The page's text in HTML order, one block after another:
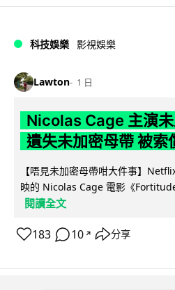
科技娛樂 影視娛樂
Lawton 1 日
Nicolas Cage 主演
遺失未加密母帶 被索
【唔見未加密母帶咁大件事】
映的 Nicolas Cage 電影《
閱讀全文
183 10 ↗ 分享